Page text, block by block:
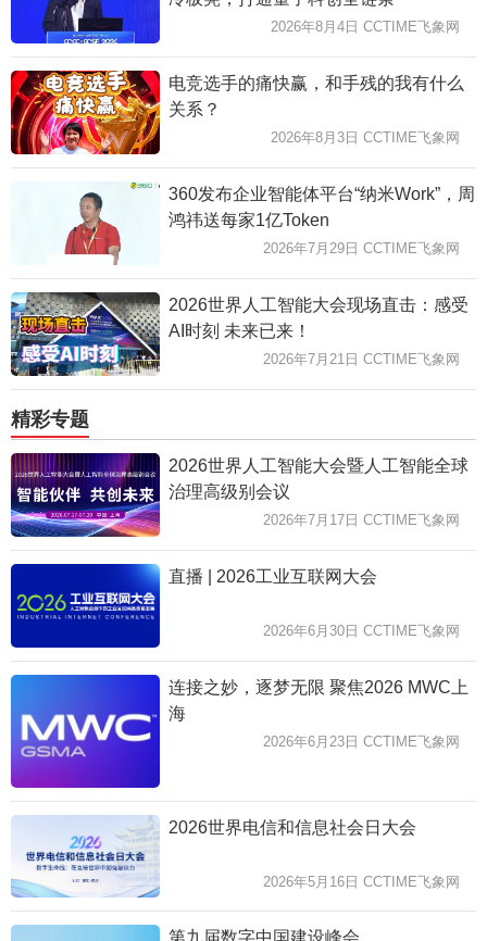
2026年8月4日 CCTIME飞象网
电竞选手的痛快赢，和手残的我有什么
关系？
2026年8月3日 CCTIME飞象网
360发布企业智能体平台“纳米Work”，周
鸿祎送每家1亿Token
2026年7月29日 CCTIME飞象网
2026世界人工智能大会现场直击：感受
AI时刻 未来已来！
2026年7月21日 CCTIME飞象网
精彩专题
2026世界人工智能大会暨人工智能全球
治理高级别会议
2026年7月17日 CCTIME飞象网
直播 | 2026工业互联网大会
2026年6月30日 CCTIME飞象网
连接之妙，逐梦无限 聚焦2026 MWC上
海
2026年6月23日 CCTIME飞象网
2026世界电信和信息社会日大会
2026年5月16日 CCTIME飞象网